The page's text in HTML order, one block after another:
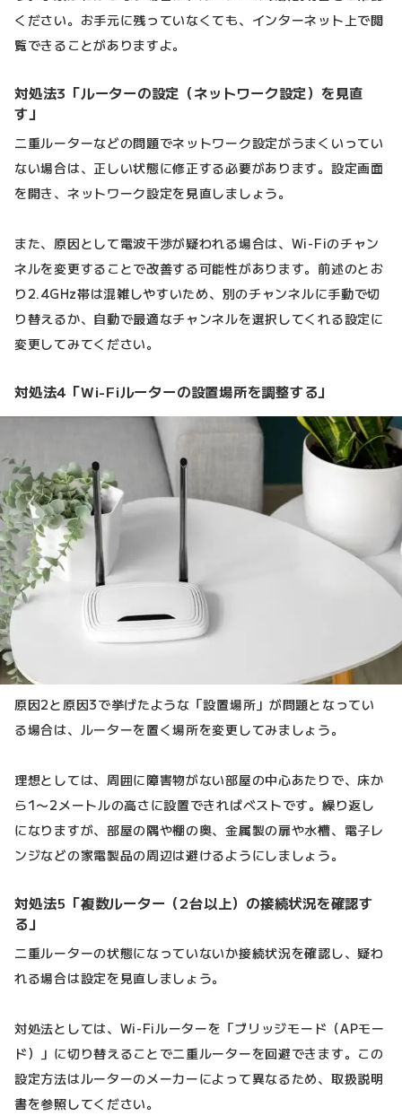
ください。お手元に残っていなくても、インターネット上で閲
覧できることがありますよ。
対処法3「ルーターの設定（ネットワーク設定）を見直
す」
二重ルーターなどの問題でネットワーク設定がうまくいってい
ない場合は、正しい状態に修正する必要があります。設定画面
を開き、ネットワーク設定を見直しましょう。
また、原因として電波干渉が疑われる場合は、Wi-Fiのチャン
ネルを変更することで改善する可能性があります。前述のとお
り2.4GHz帯は混雑しやすいため、別のチャンネルに手動で切
り替えるか、自動で最適なチャンネルを選択してくれる設定に
変更してみてください。
対処法4「Wi-Fiルーターの設置場所を調整する」
原因2と原因3で挙げたような「設置場所」が問題となってい
る場合は、ルーターを置く場所を変更してみましょう。
理想としては、周囲に障害物がない部屋の中心あたりで、床か
ら1〜2メートルの高さに設置できればベストです。繰り返し
になりますが、部屋の隅や棚の奥、金属製の扉や水槽、電子レ
ンジなどの家電製品の周辺は避けるようにしましょう。
対処法5「複数ルーター（2台以上）の接続状況を確認す
る」
二重ルーターの状態になっていないか接続状況を確認し、疑わ
れる場合は設定を見直しましょう。
対処法としては、Wi-Fiルーターを「ブリッジモード（APモー
ド）」に切り替えることで二重ルーターを回避できます。この
設定方法はルーターのメーカーによって異なるため、取扱説明
書を参照してください。